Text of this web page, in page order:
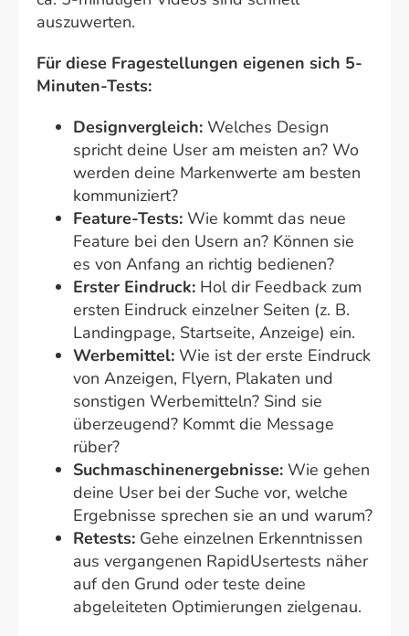
auszuwerten.
Für diese Fragestellungen eigenen sich 5-
Minuten-Tests:
Designvergleich: Welches Design
spricht deine User am meisten an? Wo
werden deine Markenwerte am besten
kommuniziert?
Feature-Tests: Wie kommt das neue
Feature bei den Usern an? Können sie
es von Anfang an richtig bedienen?
Erster Eindruck: Hol dir Feedback zum
ersten Eindruck einzelner Seiten (z. B.
Landingpage, Startseite, Anzeige) ein.
Werbemittel: Wie ist der erste Eindruck
von Anzeigen, Flyern, Plakaten und
sonstigen Werbemitteln? Sind sie
überzeugend? Kommt die Message
rüber?
Suchmaschinenergebnisse: Wie gehen
deine User bei der Suche vor, welche
Ergebnisse sprechen sie an und warum?
Retests: Gehe einzelnen Erkenntnissen
aus vergangenen RapidUsertests näher
auf den Grund oder teste deine
abgeleiteten Optimierungen zielgenau.